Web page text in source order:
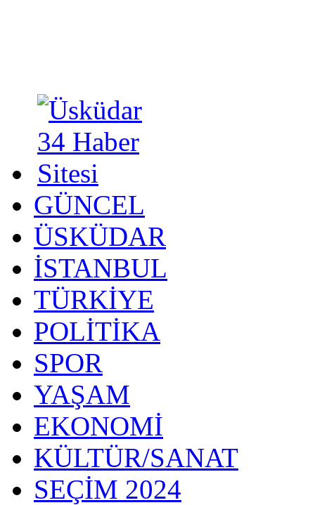
GÜNCEL
ÜSKÜDAR
İSTANBUL
TÜRKİYE
POLİTİKA
SPOR
YAŞAM
EKONOMİ
KÜLTÜR/SANAT
SEÇİM 2024